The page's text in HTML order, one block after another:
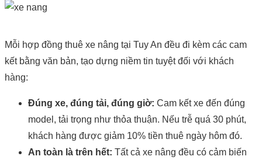
Mỗi hợp đồng thuê xe nâng tại Tuy An đều đi kèm các cam
kết bằng văn bản, tạo dựng niềm tin tuyệt đối với khách
hàng:
Đúng xe, đúng tải, đúng giờ: Cam kết xe đến đúng
model, tải trọng như thỏa thuận. Nếu trễ quá 30 phút,
khách hàng được giảm 10% tiền thuê ngày hôm đó.
An toàn là trên hết: Tất cả xe nâng đều có cảm biến